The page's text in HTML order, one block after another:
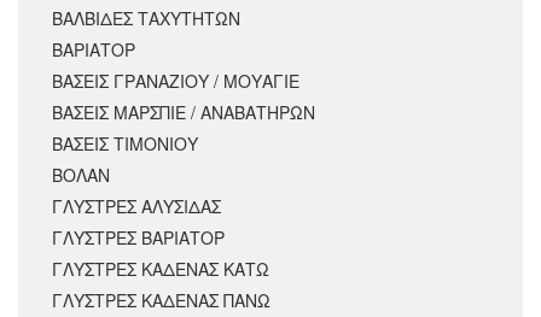
ΒΑΛΒΙΔΕΣ ΤΑΧΥΤΗΤΩΝ
ΒΑΡΙΑΤΟΡ
ΒΑΣΕΙΣ ΓΡΑΝΑΖΙΟΥ / ΜΟΥΑΓΙΕ
ΒΑΣΕΙΣ ΜΑΡΣΠΙΕ / ΑΝΑΒΑΤΗΡΩΝ
ΒΑΣΕΙΣ ΤΙΜΟΝΙΟΥ
ΒΟΛΑΝ
ΓΛΥΣΤΡΕΣ ΑΛΥΣΙΔΑΣ
ΓΛΥΣΤΡΕΣ ΒΑΡΙΑΤΟΡ
ΓΛΥΣΤΡΕΣ ΚΑΔΕΝΑΣ ΚΑΤΩ
ΓΛΥΣΤΡΕΣ ΚΑΔΕΝΑΣ ΠΑΝΩ